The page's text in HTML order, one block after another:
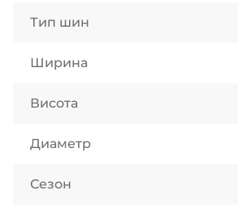
Тип шин
Ширина
Висота
Диаметр
Сезон